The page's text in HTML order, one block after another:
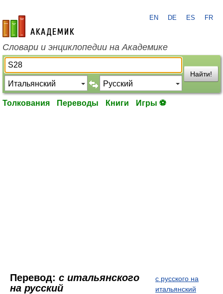
academic.ru
EN DE ES FR
Словари и энциклопедии на Академике
Найти!
Толкования Переводы Книги Игры ⚽
Перевод: с итальянского
на русский
с русского на
итальянский